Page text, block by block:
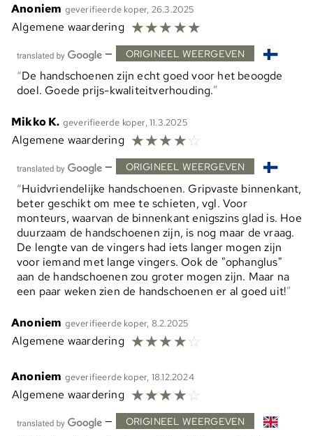
Anoniem geverifieerde koper, 26.3.2025
Algemene waardering ☆☆☆☆☆
— ORIGINEEL WEERGEVEN
De handschoenen zijn echt goed voor het beoogde
doel. Goede prijs-kwaliteitverhouding.
Mikko K. geverifieerde koper, 11.3.2025
Algemene waardering ☆☆☆☆☆
— ORIGINEEL WEERGEVEN
Huidvriendelijke handschoenen. Gripvaste binnenkant,
beter geschikt om mee te schieten, vgl. Voor
monteurs, waarvan de binnenkant enigszins glad is. Hoe
duurzaam de handschoenen zijn, is nog maar de vraag.
De lengte van de vingers had iets langer mogen zijn
voor iemand met lange vingers. Ook de "ophanglus"
aan de handschoenen zou groter mogen zijn. Maar na
een paar weken zien de handschoenen er al goed uit!
Anoniem geverifieerde koper, 8.2.2025
Algemene waardering ☆☆☆☆☆
Anoniem geverifieerde koper, 18.12.2024
Algemene waardering ☆☆☆☆☆
— ORIGINEEL WEERGEVEN